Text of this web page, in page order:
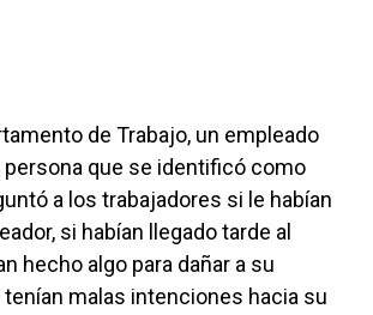
de Trabajo, un empleado
que se identificó como
a los trabajadores si le habían
si habían llegado tarde al
hecho algo para dañar a su
malas intenciones hacia su